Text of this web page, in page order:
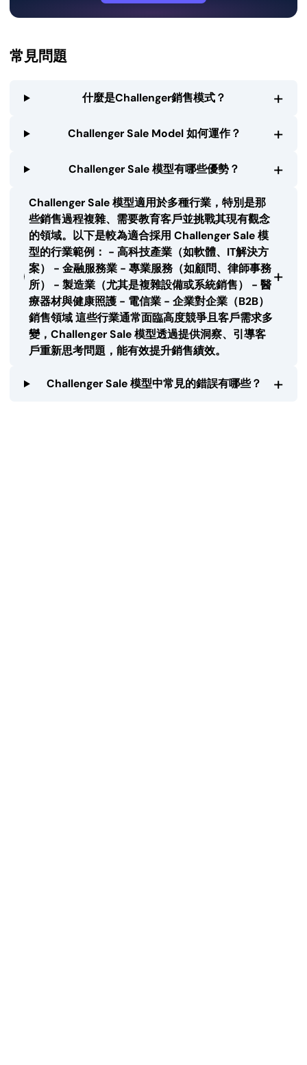
常見問題
什麼是Challenger銷售模式？ +
Challenger Sale Model 如何運作？ +
Challenger Sale 模型有哪些優勢？ +
Challenger Sale 模型適用於多種行業，特別是那
些銷售過程複雜、需要教育客戶並挑戰其現有觀念
的領域。以下是較為適合採用 Challenger Sale 模
型的行業範例： - 高科技產業（如軟體、IT解決方
案） - 金融服務業 - 專業服務（如顧問、律師事務
所） - 製造業（尤其是複雜設備或系統銷售） - 醫
療器材與健康照護 - 電信業 - 企業對企業（B2B）
銷售領域 這些行業通常面臨高度競爭且客戶需求多
變，Challenger Sale 模型透過提供洞察、引導客
戶重新思考問題，能有效提升銷售績效。
+
Challenger Sale 模型中常見的錯誤有哪些？ +